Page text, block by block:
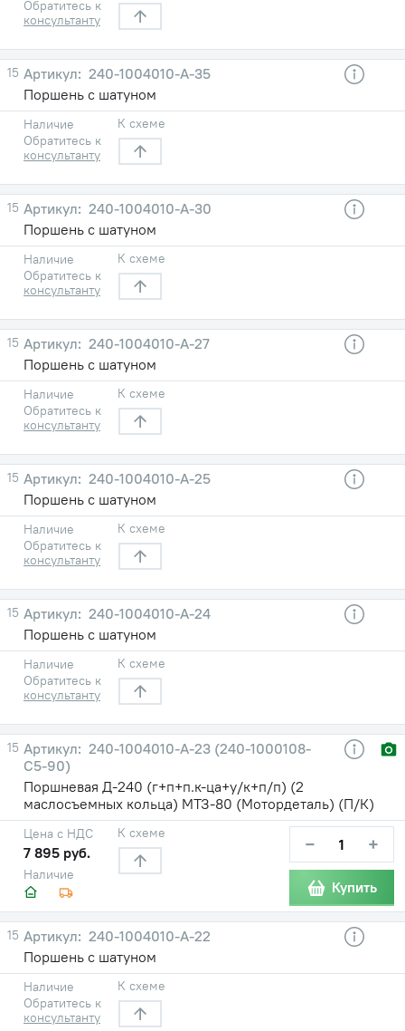
Обратитесь к
консультанту
15
240-1004010-A-35
Поршень с шатуном
Наличие
Обратитесь к
консультанту
К схеме
15
240-1004010-A-30
Поршень с шатуном
Наличие
Обратитесь к
консультанту
К схеме
15
240-1004010-A-27
Поршень с шатуном
Наличие
Обратитесь к
консультанту
К схеме
15
240-1004010-A-25
Поршень с шатуном
Наличие
Обратитесь к
консультанту
К схеме
15
240-1004010-A-24
Поршень с шатуном
Наличие
Обратитесь к
консультанту
К схеме
15
240-1004010-A-23 (240-1000108-
С5-90)
Поршневая Д-240 (г+п+п.к-ца+у/к+п/п) (2
маслосъемных кольца) МТЗ-80 (Мотордеталь) (П/К)
Наличие
Цена с НДС
7 895 руб.
К схеме − +
Купить
15
240-1004010-A-22
Поршень с шатуном
Наличие
Обратитесь к
консультанту
К схеме